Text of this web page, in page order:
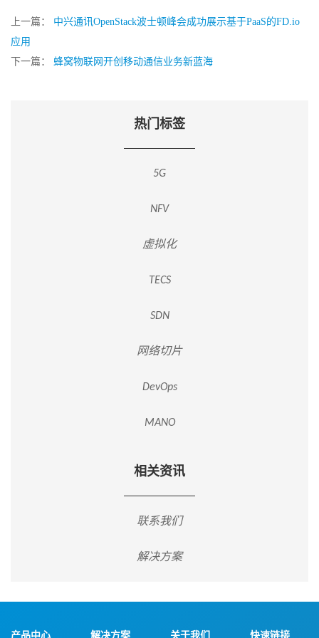
上一篇： 中兴通讯OpenStack波士顿峰会成功展示基于PaaS的FD.io
应用
下一篇： 蜂窝物联网开创移动通信业务新蓝海
热门标签
5G
NFV
虚拟化
TECS
SDN
网络切片
DevOps
MANO
相关资讯
联系我们
解决方案